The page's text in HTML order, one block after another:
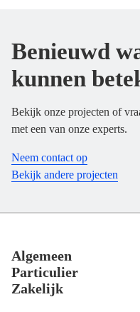
Benieuwd
kunnen
Bekijk onze projecten of
met een van onze experts.
Neem contact op
Bekijk andere projecten
Footer
Algemeen
Particulier
Zakelijk